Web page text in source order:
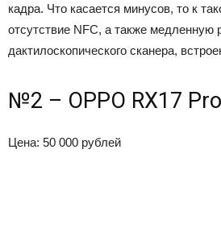
кадра. Что касается минусов, то к
отсутствие NFC, а также медленную
дактилоскопического сканера,
№2 – OPPO RX17 Pro
Цена: 50 000 рублей